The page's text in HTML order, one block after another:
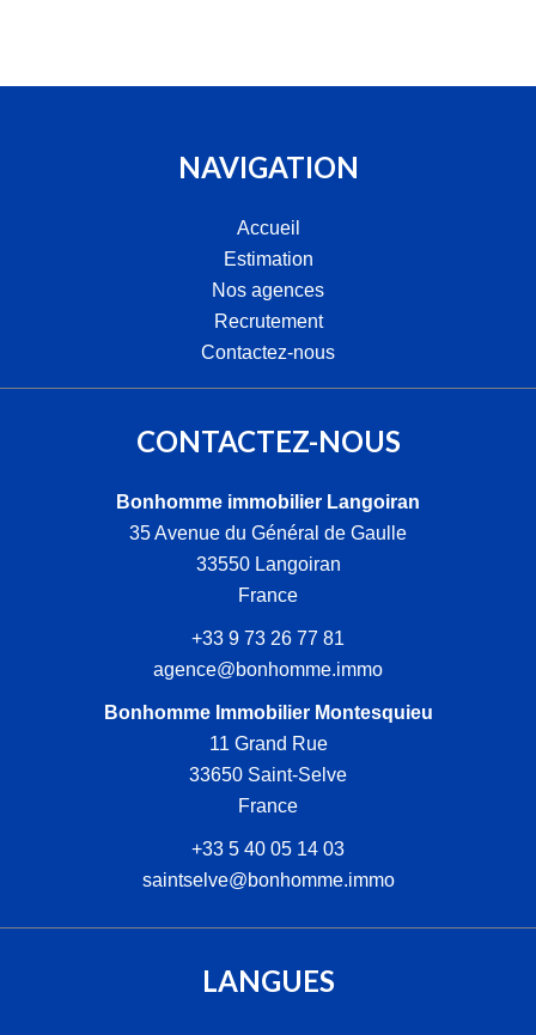
NAVIGATION
Accueil
Estimation
Nos agences
Recrutement
Contactez-nous
CONTACTEZ-NOUS
Bonhomme immobilier Langoiran
35 Avenue du Général de Gaulle
33550Langoiran
France
+33 9 73 26 77 81
agence@bonhomme.immo
Bonhomme Immobilier Montesquieu
11 Grand Rue
33650 Saint-Selve
France
+33 5 40 05 14 03
saintselve@bonhomme.immo
LANGUES